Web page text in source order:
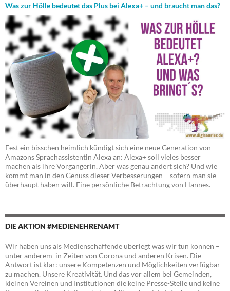
Was zur Hölle bedeutet das Plus bei Alexa+ – und braucht man das?
Fest ein bisschen heimlich kündigt sich eine neue Generation von
Amazons Sprachassistentin Alexa an: Alexa+ soll vieles besser
machen als ihre Vorgängerin. Aber was genau ändert sich? Und wie
kommt man in den Genuss dieser Verbesserungen – sofern man sie
überhaupt haben will. Eine persönliche Betrachtung von Hannes.
DIE AKTION #MEDIENEHRENAMT
Wir haben uns als Medienschaffende überlegt was wir tun können –
unter anderem in Zeiten von Corona und anderen Krisen. Die
Antwort ist klar: unsere Kompetenzen und Möglichkeiten verfügbar
zu machen. Unsere Kreativität. Und das vor allem bei Gemeinden,
kleinen Vereinen und Institutionen die keine Presse-Stelle und keine